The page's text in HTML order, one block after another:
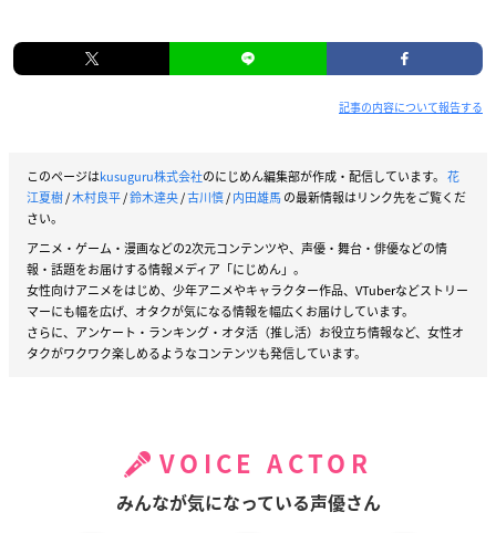
記事の内容について報告する
このページはkusuguru株式会社のにじめん編集部が作成・配信しています。 花
江夏樹/木村良平/鈴木達央/古川慎/内田雄馬の最新情報はリンク先をご覧くだ
さい。
アニメ・ゲーム・漫画などの2次元コンテンツや、声優・舞台・俳優などの情
報・話題をお届けする情報メディア「にじめん」。
女性向けアニメをはじめ、少年アニメやキャラクター作品、VTuberなどストリー
マーにも幅を広げ、オタクが気になる情報を幅広くお届けしています。
さらに、アンケート・ランキング・オタ活（推し活）お役立ち情報など、女性オ
タクがワクワク楽しめるようなコンテンツも発信しています。
VOICE ACTOR
みんなが気になっている声優さん